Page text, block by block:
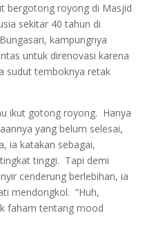
bergotong royong di Masjid
sekitar 40 tahun di
kampungnya
untuk direnovasi karena
sudut temboknya retak
ikut gotong royong. Hanya
yang belum selesai,
ia katakan sebagai,
tinggi. Tapi demi
cenderung berlebihan, ia
mendongkol. “Huh,
faham tentang mood